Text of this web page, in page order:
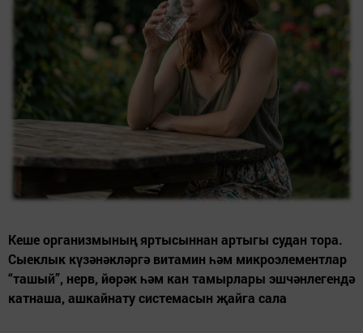
Кеше организмының яртысыннан артыгы судан тора.
Сыеклык күзәнәкләргә витамин һәм микроэлементлар
“ташый”, нерв, йөрәк һәм кан тамырлары эшчәнлегендә
катнаша, ашкайнату системасын җайга сала